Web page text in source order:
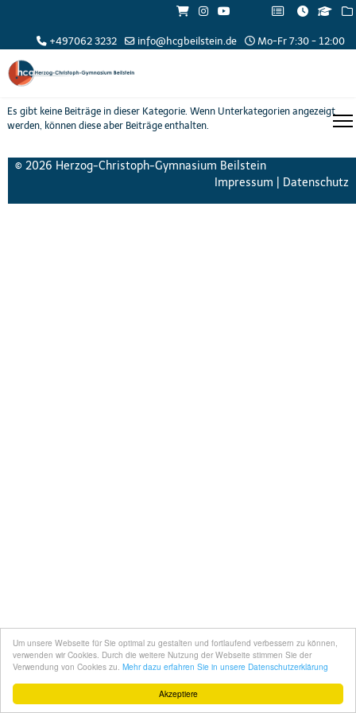
Akzeptiere
Um unsere Webseite für Sie optimal zu gestalten und fortlaufend verbessern zu können,
verwenden wir Cookies. Durch die weitere Nutzung der Webseite stimmen Sie der
Verwendung von Cookies zu. Mehr dazu erfahren Sie in unsere Datenschutzerklärung
+497062 3232 info@hcgbeilstein.de Mo-Fr 7:30 - 12:00
Es gibt keine Beiträge in dieser Kategorie. Wenn Unterkategorien angezeigt
werden, können diese aber Beiträge enthalten.
© 2026 Herzog-Christoph-Gymnasium Beilstein
Impressum
Datenschutz